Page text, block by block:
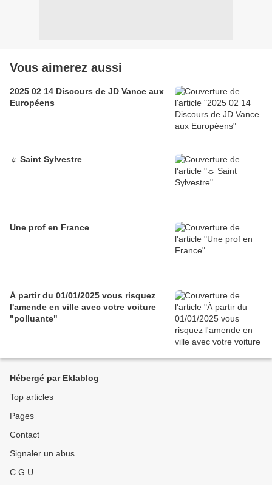
Vous aimerez aussi
2025 02 14 Discours de JD Vance aux
Européens
☼ Saint Sylvestre
Une prof en France
À partir du 01/01/2025 vous risquez
l'amende en ville avec votre voiture
"polluante"
Hébergé par Eklablog
Top articles
Pages
Contact
Signaler un abus
C.G.U.